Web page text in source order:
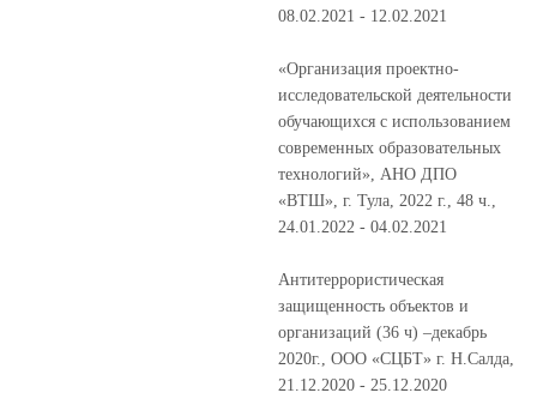
08.02.2021 - 12.02.2021
«Организация проектно-
исследовательской деятельности
обучающихся с использованием
современных образовательных
технологий», АНО ДПО
«ВТШ», г. Тула, 2022 г., 48 ч.,
24.01.2022 - 04.02.2021
Антитеррористическая
защищенность объектов и
организаций (36 ч) –декабрь
2020г., ООО «СЦБТ» г. Н.Салда,
21.12.2020 - 25.12.2020